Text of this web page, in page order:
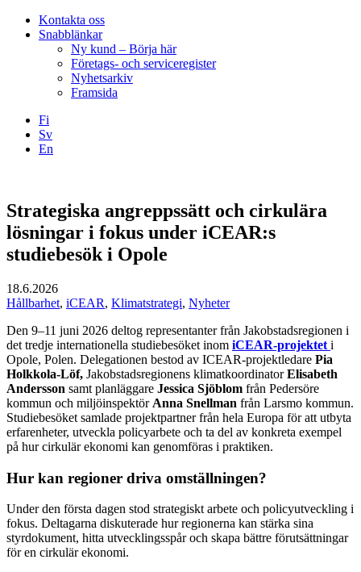
Kontakta oss
Snabblänkar
Ny kund – Börja här
Företags- och serviceregister
Nyhetsarkiv
Framsida
Fi
Sv
En
Strategiska angreppssätt och cirkulära
lösningar i fokus under iCEAR:s
studiebesök i Opole
18.6.2026
Hållbarhet, iCEAR, Klimatstrategi, Nyheter
Den 9–11 juni 2026 deltog representanter från Jakobstadsregionen i
det tredje internationella studiebesöket inom iCEAR-projektet i
Opole, Polen. Delegationen bestod av ICEAR-projektledare Pia
Holkkola-Löf, Jakobstadsregionens klimatkoordinatorElisabeth
Andersson samt planläggare Jessica Sjöblom från Pedersöre
kommun och miljöinspektör Anna Snellman från Larsmo kommun.
Studiebesöket samlade projektpartner från hela Europa för att utbyta
erfarenheter, utveckla policyarbete och ta del av konkreta exempel
på hur cirkulär ekonomi kan genomföras i praktiken.
Hur kan regioner driva omställningen?
Under den första dagen stod strategiskt arbete och policyutveckling i
fokus. Deltagarna diskuterade hur regionerna kan stärka sina
styrdokument, hitta utvecklingsspår och skapa bättre förutsättningar
för en cirkulär ekonomi.